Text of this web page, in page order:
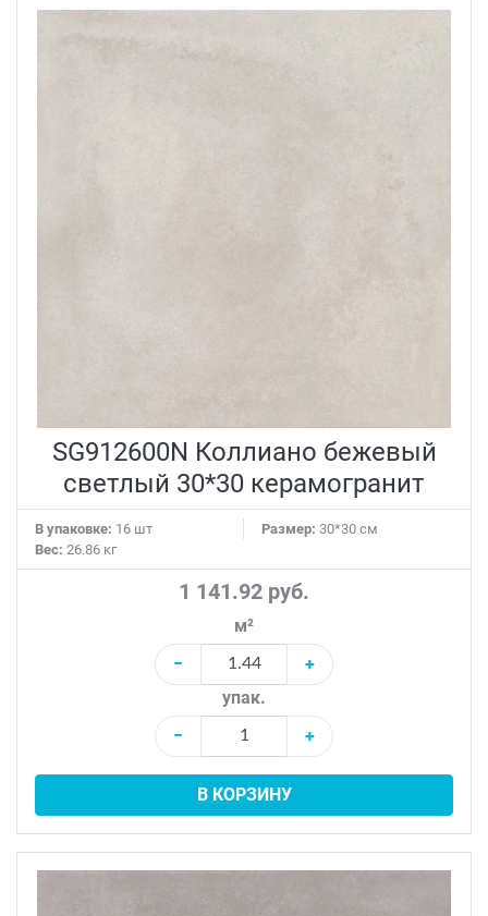
SG912600N Коллиано бежевый
светлый 30*30 керамогранит
В упаковке: 16 шт Размер: 30*30 см
Вес: 26.86 кг
1 141.92 руб.
м²
−
+
упак.
−
+
В КОРЗИНУ